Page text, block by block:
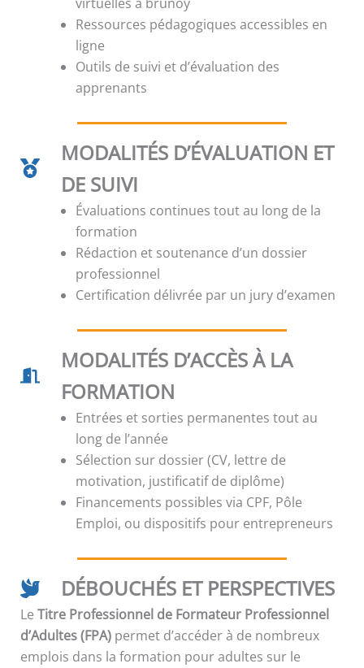
Ressources pédagogiques accessibles en
ligne
Outils de suivi et d’évaluation des
apprenants
MODALITÉS D’ÉVALUATION ET
DE SUIVI
Évaluations continues tout au long de la
formation
Rédaction et soutenance d’un dossier
professionnel
Certification délivrée par un jury d’examen
MODALITÉS D’ACCÈS À LA
FORMATION
Entrées et sorties permanentes tout au
long de l’année
Sélection sur dossier (CV, lettre de
motivation, justificatif de diplôme)
Financements possibles via CPF, Pôle
Emploi, ou dispositifs pour entrepreneurs
DÉBOUCHÉS ET PERSPECTIVES
Le Titre Professionnel de Formateur Professionnel
d’Adultes (FPA) permet d’accéder à de nombreux
emplois dans la formation pour adultes sur le